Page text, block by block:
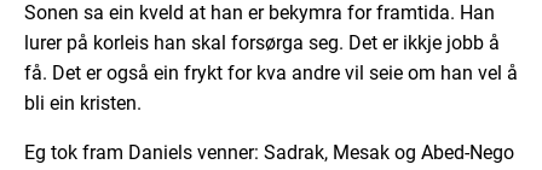
Sonen sa ein kveld at han er bekymra for framtida. Han
lurer på korleis han skal forsørga seg. Det er ikkje jobb å
få. Det er også ein frykt for kva andre vil seie om han vel å
bli ein kristen.
Eg tok fram Daniels venner: Sadrak, Mesak og Abed-Nego